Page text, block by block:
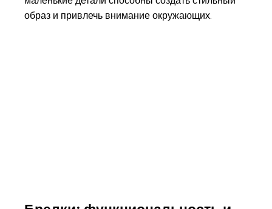
образ и привлечь внимание окружающих.